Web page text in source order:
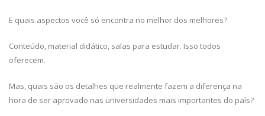
E quais aspectos você só encontra no melhor dos melhores?
Conteúdo, material didático, salas para estudar. Isso todos
oferecem.
Mas, quais são os detalhes que realmente fazem a diferença na
hora de ser aprovado nas universidades mais importantes do país?